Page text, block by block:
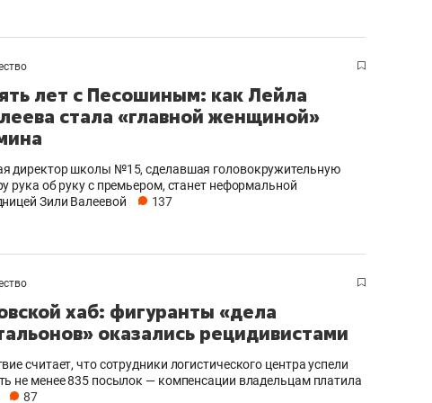
лет с Песошиным: как Лейла
стала «главной женщиной»
директор школы №15, сделавшая головокружительную
рука об руку с премьером, станет неформальной
Зили Валеевой
137
хаб: фигуранты «дела
оказались рецидивистами
считает, что сотрудники логистического центра успели
не менее 835 посылок — компенсации владельцам платила
87